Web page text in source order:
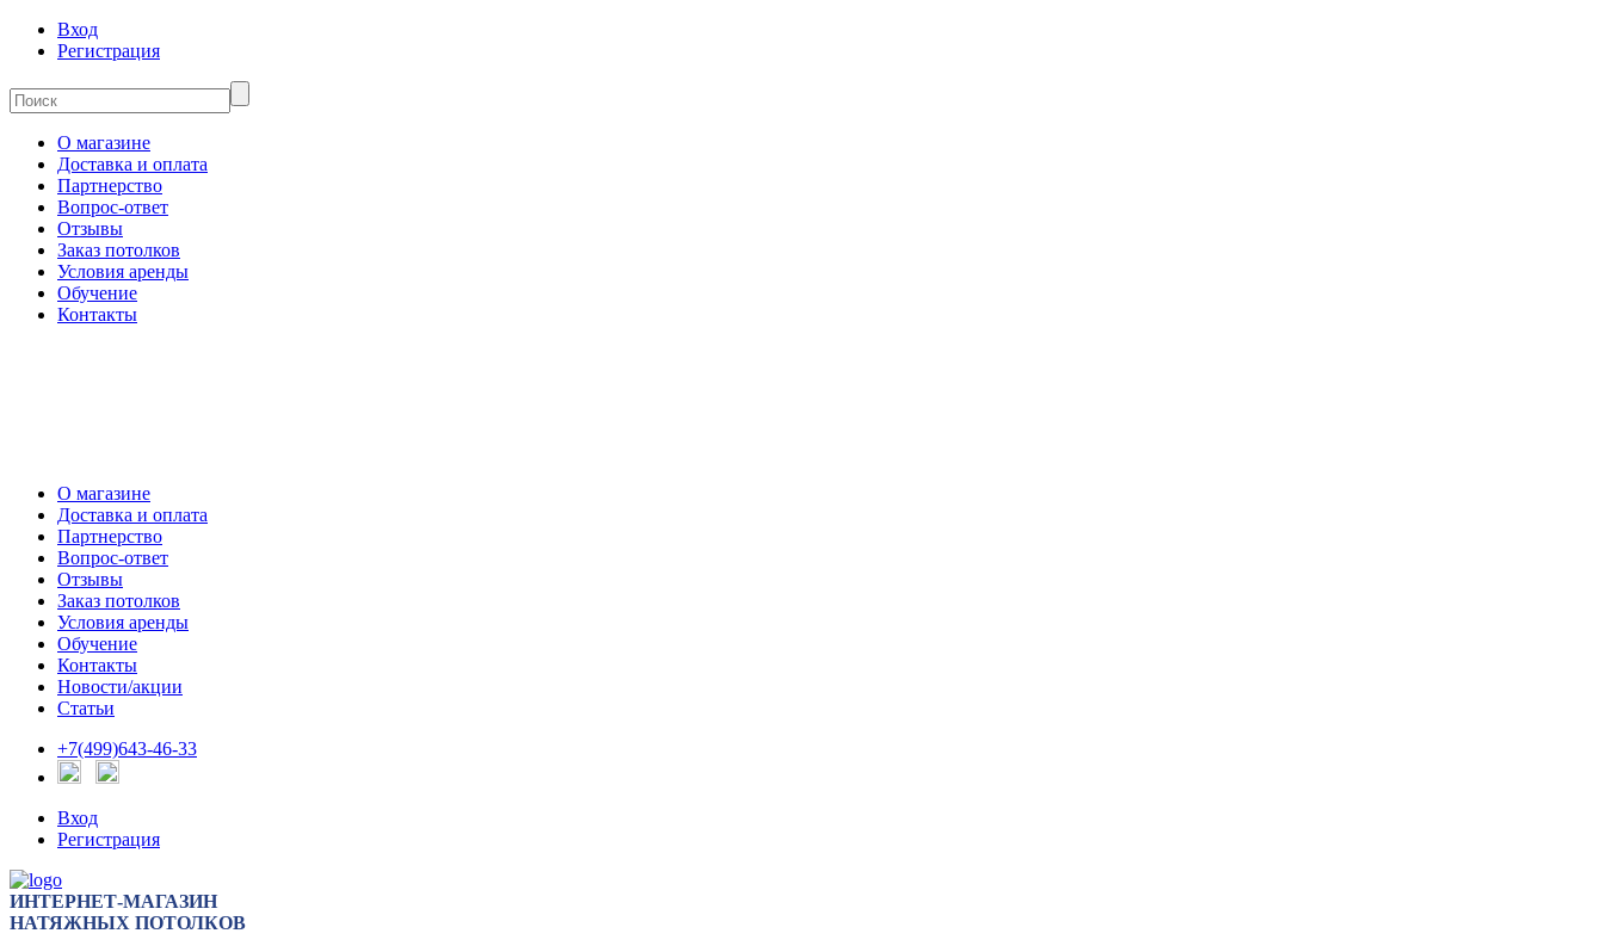
Вход
Регистрация
О магазине
Доставка и оплата
Партнерство
Вопрос-ответ
Отзывы
Заказ потолков
Условия аренды
Обучение
Контакты
О магазине
Доставка и оплата
Партнерство
Вопрос-ответ
Отзывы
Заказ потолков
Условия аренды
Обучение
Контакты
Новости/акции
Статьи
+7(499)643-46-33
Вход
Регистрация
ИНТЕРНЕТ-МАГАЗИН
НАТЯЖНЫХ ПОТОЛКОВ